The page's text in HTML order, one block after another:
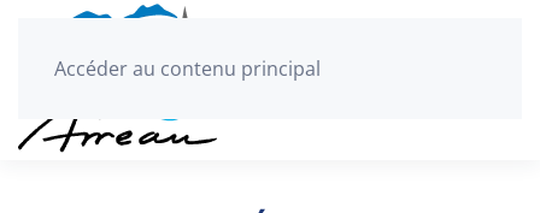
Accéder au contenu principal